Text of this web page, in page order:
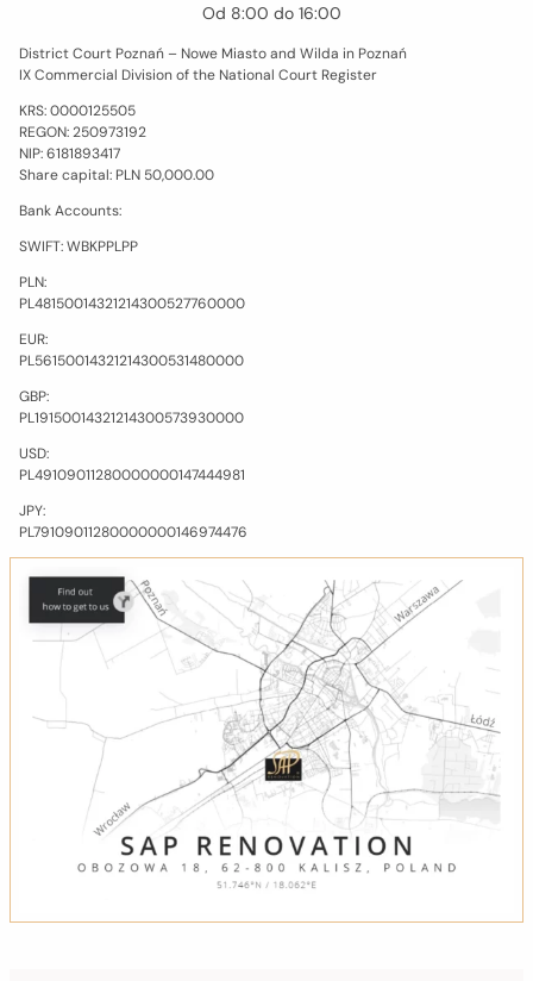
Od 8:00 do 16:00
District Court Poznań – Nowe Miasto and Wilda in Poznań
IX Commercial Division of the National Court Register
KRS: 0000​125​505
REGON: 2509​731​92
NIP: 618​189​34​17
Share capital: PLN 50,000.00
Bank Accounts:
SWIFT: WBKP​PLPP
PLN:
PL​48​1500​1432​1214​3005​2776​0000
EUR:
PL​56​1500​1432​1214​3005​3148​0000
GBP:
PL​19​1500​1432​1214​3005​7393​0000
USD:
PL​49​1090​1128​0000​0001​4744​4981
JPY:
PL​79​1090​1128​0000​0001​4697​4476